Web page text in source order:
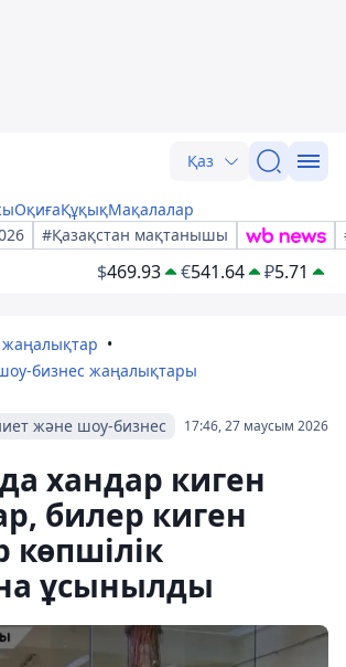
Қаз
ОқиғаҚұқықМақалалар
#Қазақстан мақтанышы
$469.93 €541.64 ₽5.71
бизнес жаңалықтары
17:46, 27 маусым 2026
және шоу-бизнес
хандар киген
билер киген
көпшілік
ұсынылды